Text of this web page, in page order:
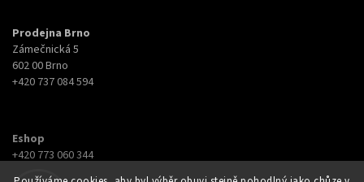
Prodejna Brno
Zámečnická 5
602 00 Brno
+420 737 084 594
Eshop
+420 773 060 344